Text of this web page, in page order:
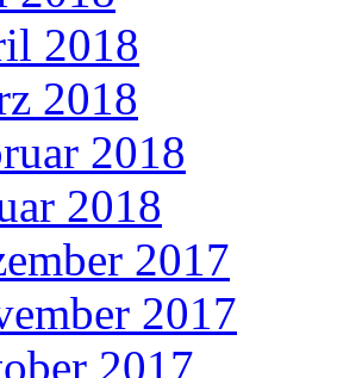
2018
2018
2018
2018
2017
2017
2017